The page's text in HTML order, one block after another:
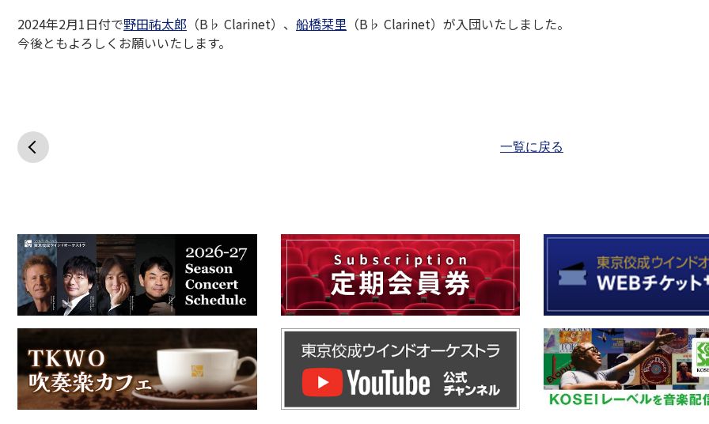
2024年2月1日付で野田祐太郎 （B♭ Clarinet）、 船橋栞里 （B♭ Clarinet）が入団いたしました。
今後ともよろしくお願いいたします。
一覧に戻る